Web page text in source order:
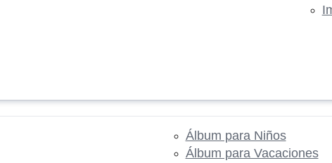
Álbum para Niños
Álbum para Vacaciones